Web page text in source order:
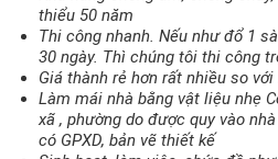
thiểu 50 năm
Thi công nhanh. Nếu như đổ 1
30 ngày. Thì chúng tôi thi công
Giá thành rẻ hơn rất nhiều so
Làm mái nhà bằng vật liệu nhẹ
xã , phường do được quy vào
có GPXD, bản vẽ thiết kế